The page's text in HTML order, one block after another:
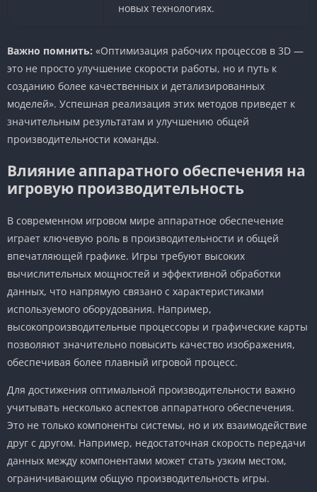
новых технологиях.
Важно помнить: «Оптимизация рабочих процессов в 3D —
это не просто улучшение скорости работы, но и путь к
созданию более качественных и детализированных
моделей». Успешная реализация этих методов приведет к
значительным результатам и улучшению общей
производительности команды.
Влияние аппаратного обеспечения на
игровую производительность
В современном игровом мире аппаратное обеспечение
играет ключевую роль в производительности и общей
впечатляющей графике. Игры требуют высоких
вычислительных мощностей и эффективной обработки
данных, что напрямую связано с характеристиками
используемого оборудования. Например,
высокопроизводительные процессоры и графические карты
позволяют значительно повысить качество изображения,
обеспечивая более плавный игровой процесс.
Для достижения оптимальной производительности важно
учитывать несколько аспектов аппаратного обеспечения.
Это не только компоненты системы, но и их взаимодействие
друг с другом. Например, недостаточная скорость передачи
данных между компонентами может стать узким местом,
ограничивающим общую производительность игры.